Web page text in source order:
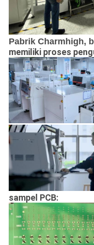
Pabrik Charmhigh,
memiliki proses
sampel PCB: